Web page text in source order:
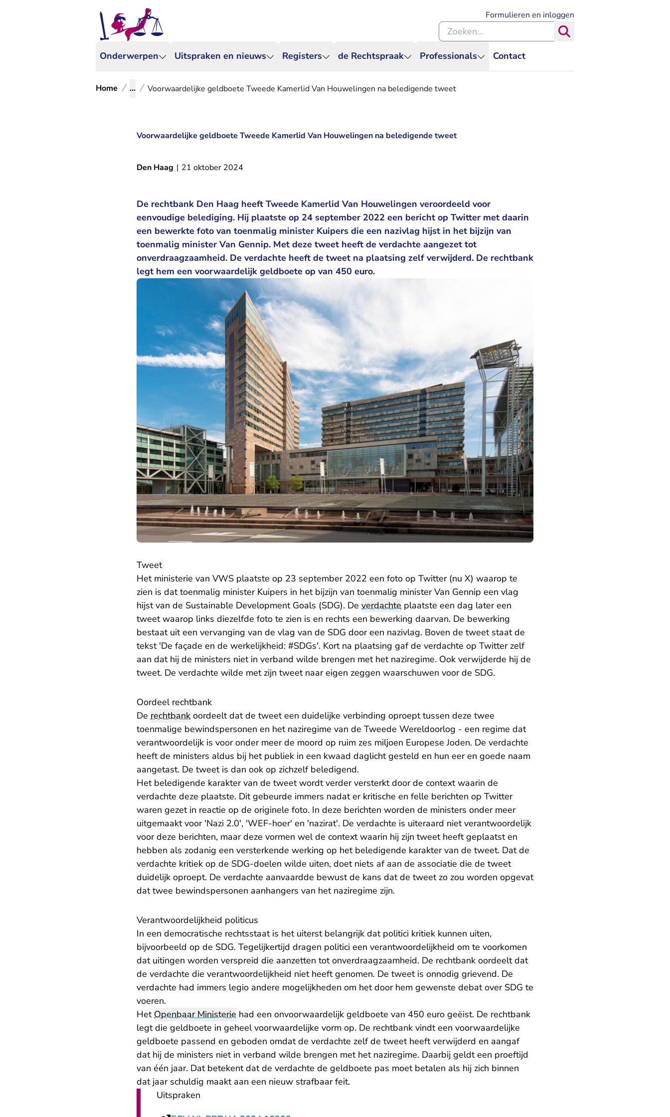
Onderwerpen Uitspraken en nieuws Registers de Rechtspraak Professionals Contact
Formulieren en inloggen
Zoeken binnen de Rechtspraak
Home ... Voorwaardelijke geldboete Tweede Kamerlid Van Houwelingen na beledigende tweet
Voorwaardelijke geldboete Tweede Kamerlid Van Houwelingen na beledigende tweet
Den Haag | 21 oktober 2024
De rechtbank Den Haag heeft Tweede Kamerlid Van Houwelingen veroordeeld voor
eenvoudige belediging. Hij plaatste op 24 september 2022 een bericht op Twitter met daarin
een bewerkte foto van toenmalig minister Kuipers die een nazivlag hijst in het bijzijn van
toenmalig minister Van Gennip. Met deze tweet heeft de verdachte aangezet tot
onverdraagzaamheid. De verdachte heeft de tweet na plaatsing zelf verwijderd. De rechtbank
legt hem een voorwaardelijk geldboete op van 450 euro.
Tweet
Het ministerie van VWS plaatste op 23 september 2022 een foto op Twitter (nu X) waarop te
zien is dat toenmalig minister Kuipers in het bijzijn van toenmalig minister Van Gennip een vlag
hijst van de Sustainable Development Goals (SDG). De verdachte plaatste een dag later een
tweet waarop links diezelfde foto te zien is en rechts een bewerking daarvan. De bewerking
bestaat uit een vervanging van de vlag van de SDG door een nazivlag. Boven de tweet staat de
tekst 'De façade en de werkelijkheid: #SDGs'. Kort na plaatsing gaf de verdachte op Twitter zelf
aan dat hij de ministers niet in verband wilde brengen met het naziregime. Ook verwijderde hij de
tweet. De verdachte wilde met zijn tweet naar eigen zeggen waarschuwen voor de SDG.
Oordeel rechtbank
De rechtbank oordeelt dat de tweet een duidelijke verbinding oproept tussen deze twee
toenmalige bewindspersonen en het naziregime van de Tweede Wereldoorlog - een regime dat
verantwoordelijk is voor onder meer de moord op ruim zes miljoen Europese Joden. De verdachte
heeft de ministers aldus bij het publiek in een kwaad daglicht gesteld en hun eer en goede naam
aangetast. De tweet is dan ook op zichzelf beledigend.
Het beledigende karakter van de tweet wordt verder versterkt door de context waarin de
verdachte deze plaatste. Dit gebeurde immers nadat er kritische en felle berichten op Twitter
waren gezet in reactie op de originele foto. In deze berichten worden de ministers onder meer
uitgemaakt voor 'Nazi 2.0', 'WEF-hoer' en 'nazirat'. De verdachte is uiteraard niet verantwoordelijk
voor deze berichten, maar deze vormen wel de context waarin hij zijn tweet heeft geplaatst en
hebben als zodanig een versterkende werking op het beledigende karakter van de tweet. Dat de
verdachte kritiek op de SDG-doelen wilde uiten, doet niets af aan de associatie die de tweet
duidelijk oproept. De verdachte aanvaardde bewust de kans dat de tweet zo zou worden opgevat
dat twee bewindspersonen aanhangers van het naziregime zijn.
Verantwoordelijkheid politicus
In een democratische rechtsstaat is het uiterst belangrijk dat politici kritiek kunnen uiten,
bijvoorbeeld op de SDG. Tegelijkertijd dragen politici een verantwoordelijkheid om te voorkomen
dat uitingen worden verspreid die aanzetten tot onverdraagzaamheid. De rechtbank oordeelt dat
de verdachte die verantwoordelijkheid niet heeft genomen. De tweet is onnodig grievend. De
verdachte had immers legio andere mogelijkheden om het door hem gewenste debat over SDG te
voeren.
HetOpenbaar Ministerie had een onvoorwaardelijk geldboete van 450 euro geëist. De rechtbank
legt die geldboete in geheel voorwaardelijke vorm op. De rechtbank vindt een voorwaardelijke
geldboete passend en geboden omdat de verdachte zelf de tweet heeft verwijderd en aangaf
dat hij de ministers niet in verband wilde brengen met het naziregime. Daarbij geldt een proeftijd
van één jaar. Dat betekent dat de verdachte de geldboete pas moet betalen als hij zich binnen
dat jaar schuldig maakt aan een nieuw strafbaar feit.
Uitspraken